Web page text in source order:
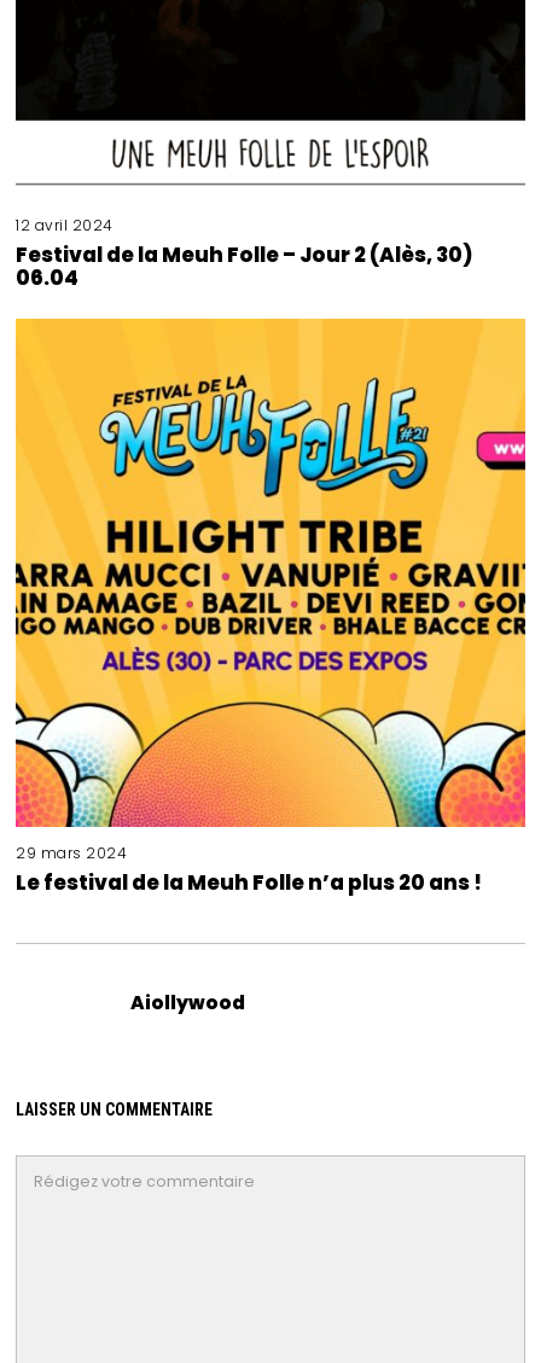
12 avril 2024
Festival de la Meuh Folle – Jour 2 (Alès, 30)
06.04
29 mars 2024
Le festival de la Meuh Folle n’a plus 20 ans !
Aiollywood
LAISSER UN COMMENTAIRE